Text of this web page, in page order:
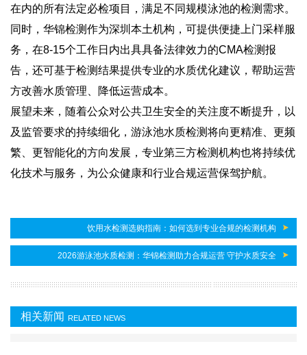
在内的所有法定必检项目，满足不同规模泳池的检测需求。
同时，华锦检测作为深圳本土机构，可提供便捷上门采样服
务，在8-15个工作日内出具具备法律效力的CMA检测报
告，还可基于检测结果提供专业的水质优化建议，帮助运营
方改善水质管理、降低运营成本。
展望未来，随着公众对公共卫生安全的关注度不断提升，以
及监管要求的持续细化，游泳池水质检测将向更精准、更频
繁、更智能化的方向发展，专业第三方检测机构也将持续优
化技术与服务，为公众健康和行业合规运营保驾护航。
饮用水检测选购指南：如何选到专业合规的检测机构
2026游泳池水质检测：华锦检测助力合规运营 守护水质安全
相关新闻 RELATED NEWS